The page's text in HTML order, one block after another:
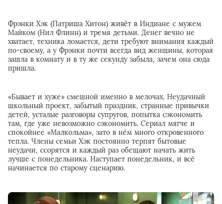
Фрэнки Хэк (Патриша Хитон) живёт в Индиане с мужем
Майком (Нил Флинн) и тремя детьми. Денег вечно не
хватает, техника ломается, дети требуют внимания каждый
по-своему, а у Фрэнки почти всегда вид женщины, которая
зашла в комнату и в ту же секунду забыла, зачем она сюда
пришла.
«Бывает и хуже» смешной именно в мелочах. Неудачный
школьный проект, забытый праздник, странные привычки
детей, усталые разговоры супругов, попытка сэкономить
там, где уже невозможно сэкономить. Сериал мягче и
спокойнее «Малкольма», зато в нём много откровенного
тепла. Члены семьи Хэк постоянно терпят бытовые
неудачи, ссорятся и каждый раз обещают начать жить
лучше с понедельника. Наступает понедельник, и всё
начинается по старому сценарию.